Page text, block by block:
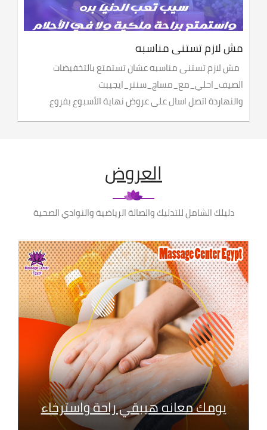
مش لازم تستنى مناسبه
مش لازم تستنى مناسبه عشان تستمتع بالتخفيضات
الصيف_احلي_مع_مساج_سنتر_ايجيبت
والنهاردة اتصل اسال على عروض نهاية الأسبوع بفروع
العروض
دليلك الشامل للتدليك والصالة الرياضية والنوادي الصحية
يومك معانه هيبقي راحة واسترخاء